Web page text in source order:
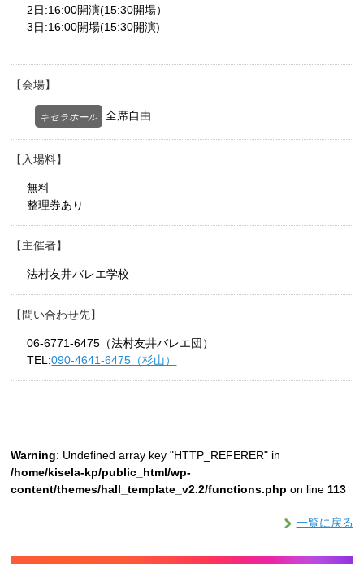
2日:16:00開演(15:30開場）
3日:16:00開場(15:30開演)
会場
キセラホール 全席自由
入場料
無料
整理券あり
主催者
法村友井バレエ学校
問い合わせ先
06-6771-6475（法村友井バレエ団）
TEL:090-4641-6475（杉山）
Warning: Undefined array key "HTTP_REFERER" in
/home/kisela-kp/public_html/wp-
content/themes/hall_template_v2.2/functions.php on line 113
一覧に戻る